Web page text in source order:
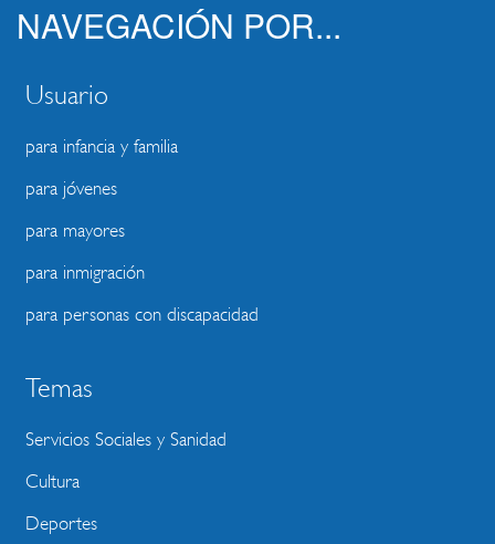
NAVEGACIÓN POR...
Usuario
para infancia y familia
para jóvenes
para mayores
para inmigración
para personas con discapacidad
Temas
Servicios Sociales y Sanidad
Cultura
Deportes